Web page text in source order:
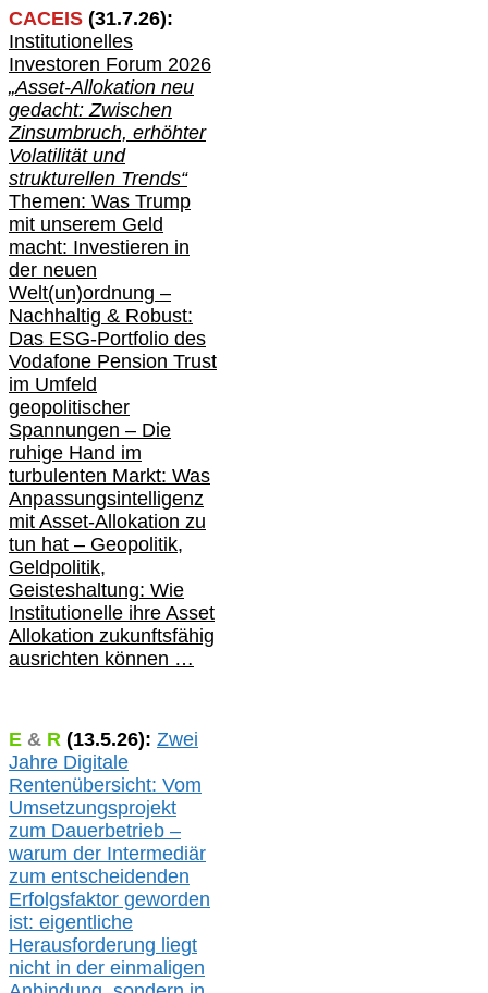
CACEIS (31.7.26):
Institutionelles
Investoren Forum 2026
„Asset-Allokation neu
gedacht: Zwischen
Zinsumbruch, erhöhter
Volatilität und
strukturellen Trends“
Themen: Was Trump
mit unserem Geld
macht: Investieren in
der neuen
Welt(un)ordnung –
Nachhaltig & Robust:
Das ESG-Portfolio des
Vodafone Pension Trust
im Umfeld
geopolitischer
Spannungen – Die
ruhige Hand im
turbulenten Markt: Was
Anpassungsintelligenz
mit Asset-Allokation zu
tun hat – Geopolitik,
Geldpolitik,
Geisteshaltung: Wie
Institutionelle ihre Asset
Allokation zukunftsfähig
ausrichten können …
E & R (13.5.26): Zwei
Jahre Digitale
Rentenübersicht: Vom
Umsetzungsprojekt
zum Dauerbetrieb –
warum der Intermediär
zum entscheidenden
Erfolgsfaktor geworden
ist: eigentliche
Herausforderung liegt
nicht in der einmaligen